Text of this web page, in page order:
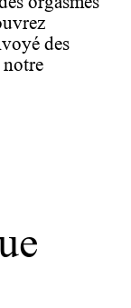
des
notre